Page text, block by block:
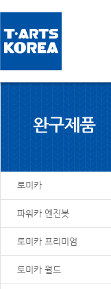
토미카
파워카 엔진봇
토미카 프리미엄
토미카 월드